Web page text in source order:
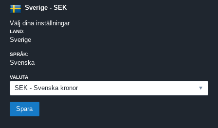
Sverige - SEK
Välj dina inställningar
LAND:
Sverige
SPRÅK:
Svenska
VALUTA